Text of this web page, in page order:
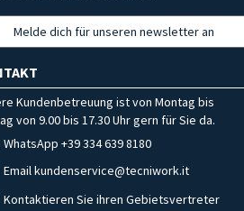
Melde dich für unseren newsletter an
Kundenbetreuung ist von Montag bis
von 9.00 bis 17.30 Uhr gern für Sie da.
WhatsApp +39 334 639 8180
Email kundenservice@tecniwork.it
Kontaktieren Sie ihren Gebietsvertreter